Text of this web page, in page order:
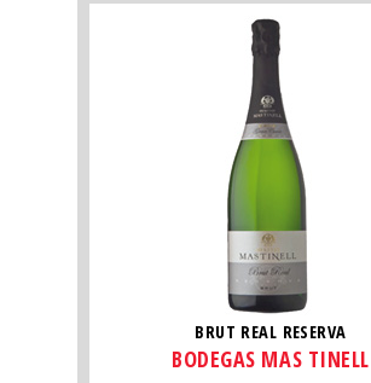
BRUT REAL RESERVA
BODEGAS MAS TINELL